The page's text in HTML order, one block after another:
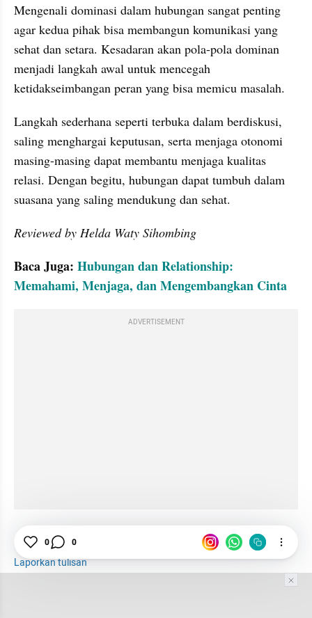
Mengenali dominasi dalam hubungan sangat penting
agar kedua pihak bisa membangun komunikasi yang
sehat dan setara. Kesadaran akan pola-pola dominan
menjadi langkah awal untuk mencegah
ketidakseimbangan peran yang bisa memicu masalah.
Langkah sederhana seperti terbuka dalam berdiskusi,
saling menghargai keputusan, serta menjaga otonomi
masing-masing dapat membantu menjaga kualitas
relasi. Dengan begitu, hubungan dapat tumbuh dalam
suasana yang saling mendukung dan sehat.
Reviewed by Helda Waty Sihombing
Baca Juga: Hubungan dan Relationship:
Memahami, Menjaga, dan Mengembangkan Cinta
ADVERTISEMENT
Hubungan
Relasi Suami Istri
Laporkan tulisan
0 0